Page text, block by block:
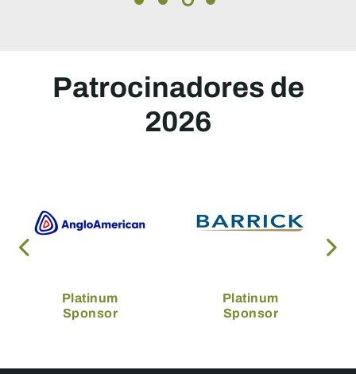
Patrocinadores de
2026
Platinum
Sponsor
Platinum
Sponsor